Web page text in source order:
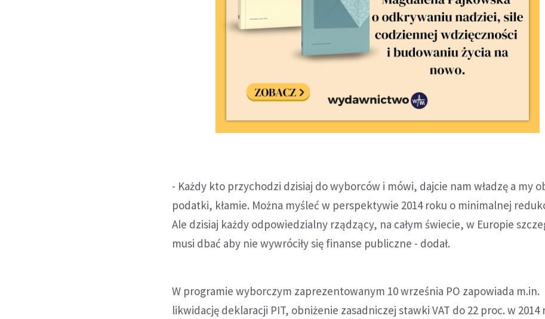
- Każdy kto przychodzi dzisiaj do wyborców i mówi, dajcie nam władzę a my
podatki, kłamie. Można myśleć w perspektywie 2014 roku o minimalnej
Ale dzisiaj każdy odpowiedzialny rządzący, na całym świecie, w Europie
musi dbać aby nie wywróciły się finanse publiczne - dodał.
W programie wyborczym zaprezentowanym 10 września PO zapowiada m.in.
likwidację deklaracji PIT, obniżenie zasadniczej stawki VAT do 22 proc. w 2014